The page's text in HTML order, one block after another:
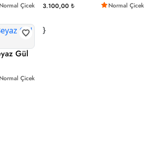
Normal Çicek 3.100,00 ₺ Normal Çicek
Gül
Normal Çicek
}